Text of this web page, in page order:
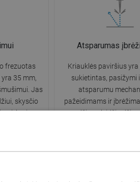
frezuotas
35 mm,
Jas
skysčio
kuris
Atsparumas
Kriauklės paviršius yra
sukietintas, pasižymi
atsparumu
pažeidimams ir
medžiaga leidžia
kriauklės išvaizda